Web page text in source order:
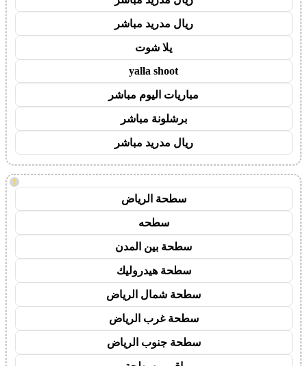
ريال مدريد مباشر
يلا شوت
yalla shoot
مباريات اليوم مباشر
برشلونة مباشر
ريال مدريد مباشر
!
سطحة الرياض
سطحه
سطحة بين المدن
سطحة هيدروليك
سطحة شمال الرياض
سطحة غرب الرياض
سطحة جنوب الرياض